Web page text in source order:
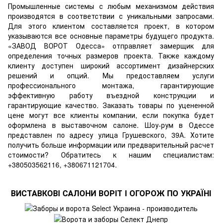
Промышленные системы с любым механизмом действия
производятся в соответствии с уникальными запросами.
Для этого клиентом составляется проект, в котором
указываются все основные параметры будущего продукта.
«ЗАВОД ВОРОТ Одесса» отправляет замерщик для
определения точных размеров проекта. Также каждому
клиенту доступен широкий ассортимент дизайнерских
решений и опций. Мы предоставляем услуги
профессионального монтажа, гарантирующие
эффективную работу въездной конструкции и
гарантирующие качество. Заказать товары по уцененной
цене могут все клиенты компании, если покупка будет
оформлена в выставочном салоне. Шоу-рум в Одессе
представлен по адресу улица Грушевского, 39А. Хотите
получить больше информации или предварительный расчет
стоимости? Обратитесь к нашим специалистам:
+380503562116, +380671121704.
ВИСТАВКОВІ САЛОНИ ВОРІТ І ОГОРОЖ ПО УКРАЇНІ